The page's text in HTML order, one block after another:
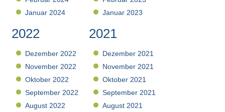
Januar 2024
Januar 2023
2022
Dezember 2022
November 2022
Oktober 2022
September 2022
August 2022
2021
Dezember 2021
November 2021
Oktober 2021
September 2021
August 2021